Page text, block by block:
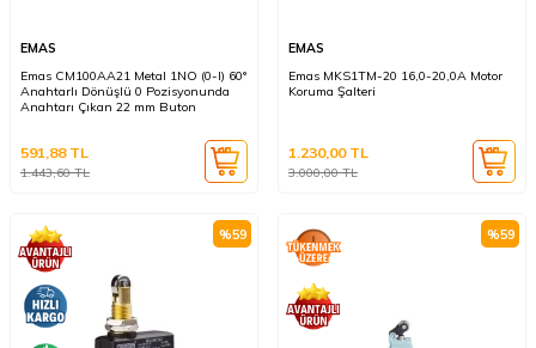
EMAS
Emas CM100AA21 Metal 1NO (0-I) 60°
Anahtarlı Dönüşlü 0 Pozisyonunda
Anahtarı Çıkan 22 mm Buton
1.443,60TL
591,88TL
EMAS
Emas MKS1TM-20 16,0-20,0A Motor
Koruma Şalteri
3.000,00TL
1.230,00TL
%59 %59